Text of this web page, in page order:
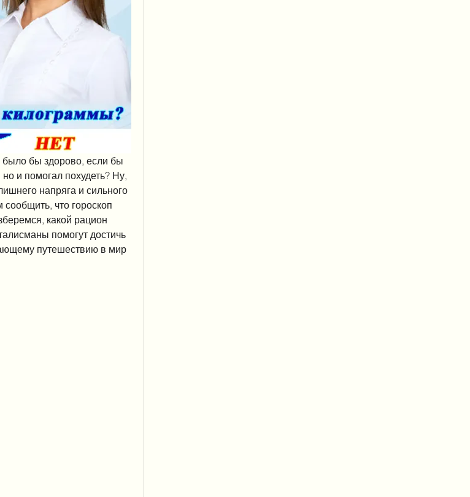
было бы здорово, если бы
и помогал похудеть? Ну,
напряга и сильного
что гороскоп
какой рацион
помогут достичь
путешествию в мир